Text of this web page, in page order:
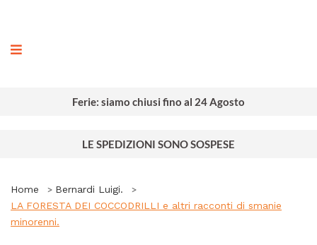
Ferie: siamo chiusi fino al 24 Agosto
LE SPEDIZIONI SONO SOSPESE
Home
Bernardi Luigi.
LA FORESTA DEI COCCODRILLI e altri racconti di smanie
minorenni.